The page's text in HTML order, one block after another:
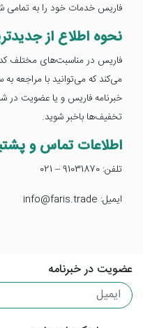
فاریس خدمات خود را به تمامی
نحوه اطلاع از
فاریس در مناسبت‌های مختلف
می‌کند که می‌توانید با مراجعه
خبرنامه فاریس و یا عضویت در
تخفیف‌ها باخبر شوید.
اطلاعات تماس و
تلفن: 91031870 – 021
ایمیل: info@faris.trade
عضویت در خبرنامه